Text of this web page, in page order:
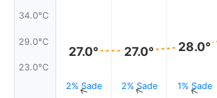
34.0°C
29.0°C
23.0°C
27.0°
2% Sade
↑
27.0°
2% Sade
↑
28.0°
1% Sade
↑